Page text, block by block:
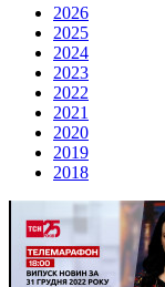
2026
2025
2024
2023
2022
2021
2020
2019
2018